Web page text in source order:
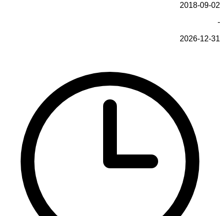
2018-09-02
-
2026-12-31